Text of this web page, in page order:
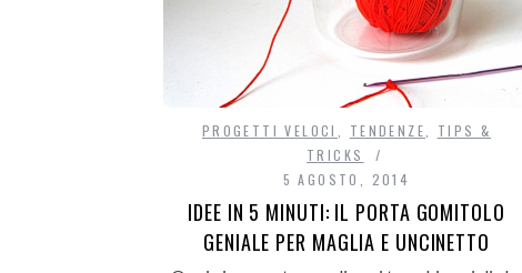
PROGETTI VELOCI TENDENZE
TIPS &
TRICKS
5 AGOSTO, 2014
IDEE IN 5 MINUTI: IL PORTA GOMITOLO
GENIALE PER MAGLIA E UNCINETTO